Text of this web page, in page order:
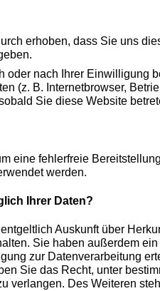
erhoben, dass Sie uns
oder nach Ihrer Einwilligung
(z. B. Internetbrowser,
Sie diese Website
eine fehlerfreie
werden.
Ihrer Daten?
Auskunft über
Sie haben außerdem
zur Datenverarbeitung
Sie das Recht, unter
verlangen. Des Weiteren